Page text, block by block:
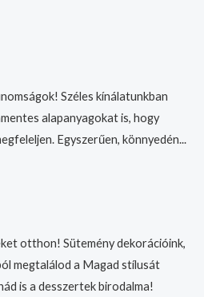
Széles kínálatunkban
alapanyagokat is, hogy
Egyszerűen, könnyedén...
otthon! Sütemény dekorációink,
megtalálod a Magad stílusát
is a desszertek birodalma!